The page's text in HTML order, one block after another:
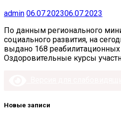
admin 06.07.202306.07.2023
По данным регионального
социального развития, на
выдано 168 реабилитационных
Оздоровительные курсы
Новые записи